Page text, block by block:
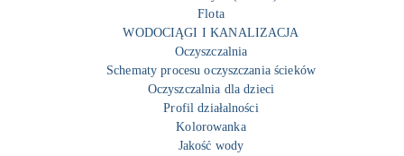
Flota
WODOCIĄGI I KANALIZACJA
Oczyszczalnia
Schematy procesu oczyszczania ścieków
Oczyszczalnia dla dzieci
Profil działalności
Kolorowanka
Jakość wody